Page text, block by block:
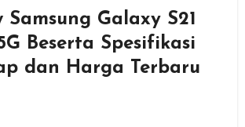
Samsung Galaxy S21
Beserta Spesifikasi
dan Harga Terbaru